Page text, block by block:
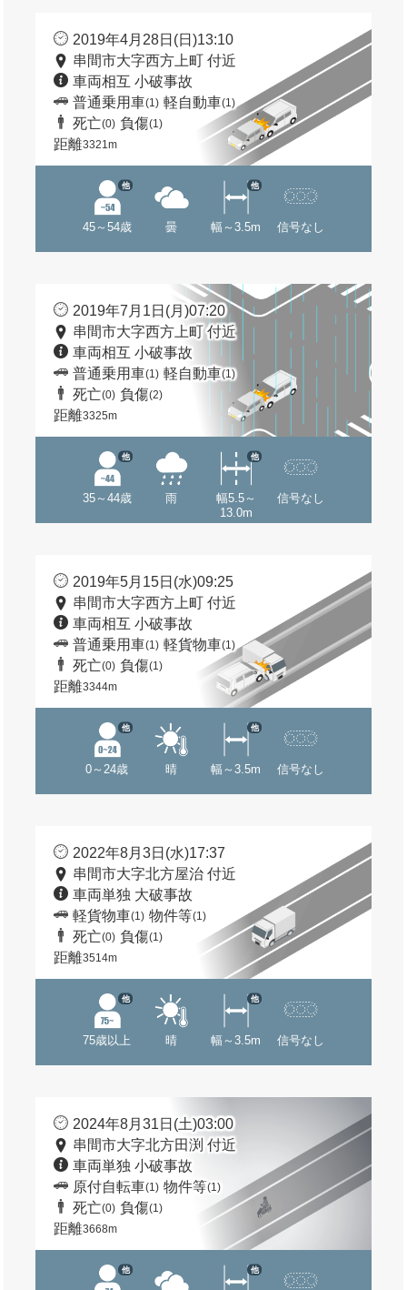
2019年4月28日(日)13:10
串間市大字西方上町 付近
車両相互 小破事故
普通乗用車(1) 軽自動車(1)
死亡(0) 負傷(1)
距離3321m
45～54歳
他
曇 幅～3.5m
他
信号なし
2019年7月1日(月)07:20
串間市大字西方上町 付近
車両相互 小破事故
普通乗用車(1) 軽自動車(1)
死亡(0) 負傷(2)
距離3325m
35～44歳
他
雨
幅5.5～
13.0m
他
信号なし
2019年5月15日(水)09:25
串間市大字西方上町 付近
車両相互 小破事故
普通乗用車(1) 軽貨物車(1)
死亡(0) 負傷(1)
距離3344m
0～24歳
他
晴 幅～3.5m
他
信号なし
2022年8月3日(水)17:37
串間市大字北方屋治 付近
車両単独 大破事故
軽貨物車(1) 物件等(1)
死亡(0) 負傷(1)
距離3514m
75歳以上
他
晴 幅～3.5m
他
信号なし
2024年8月31日(土)03:00
串間市大字北方田渕 付近
車両単独 小破事故
原付自転車(1) 物件等(1)
死亡(0) 負傷(1)
距離3668m
他 他